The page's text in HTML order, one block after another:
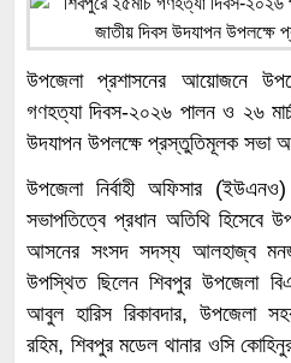
উপজেলা প্রশাসনের আয়োজনে
গণহত্যা দিবস-২০২৬ পালন ও ২৬
উদযাপন উপলক্ষে প্রস্তুতিমূলক সভা
উপজেলা নির্বাহী অফিসার
সভাপতিত্বে প্রধান অতিথি হিসেবে
আসনের সংসদ সদস্য আলহাজ্ব
উপস্থিত ছিলেন শিবপুর উপজেলা
আবুল হারিস রিকাবদার, উপজেলা
রহিম, শিবপুর মডেল থানার ওসি